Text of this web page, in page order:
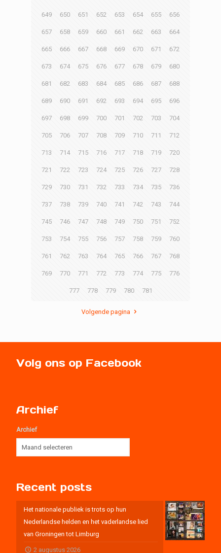
649 650 651 652 653 654 655 656
657 658 659 660 661 662 663 664
665 666 667 668 669 670 671 672
673 674 675 676 677 678 679 680
681 682 683 684 685 686 687 688
689 690 691 692 693 694 695 696
697 698 699 700 701 702 703 704
705 706 707 708 709 710 711 712
713 714 715 716 717 718 719 720
721 722 723 724 725 726 727 728
729 730 731 732 733 734 735 736
737 738 739 740 741 742 743 744
745 746 747 748 749 750 751 752
753 754 755 756 757 758 759 760
761 762 763 764 765 766 767 768
769 770 771 772 773 774 775 776
777 778 779 780 781
Volgende pagina
Volg ons op Facebook
Archief
Archief
Recent posts
Het nationale publiek is trots op hun
Nederlandse helden en het vaderlandse lied
van Groningen tot Limburg
2 augustus 2026